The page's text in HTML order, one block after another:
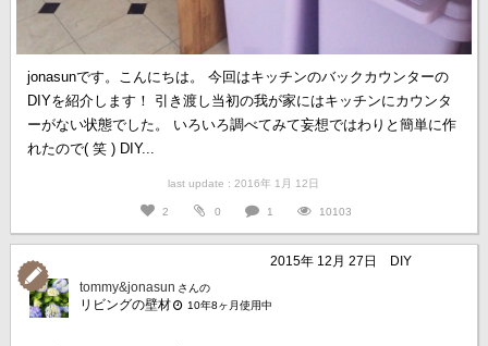
jonasunです。こんにちは。 今回はキッチンのバックカウンターの
DIYを紹介します！ 引き渡し当初の我が家にはキッチンにカウンタ
ーがない状態でした。 いろいろ調べてみて妄想ではわりと簡単に作
れたので( 笑 ) DIY...
last update : 2016年 1月 12日
2 0 1 10103
2015年 12月 27日
DIY
tommy&jonasun さんの
リビングの壁材 10年8ヶ月使用中